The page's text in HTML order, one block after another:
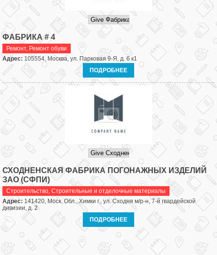
ФАБРИКА # 4
Ремонт, Ремонт обуви
Адрес: 105554, Москва, ул. Парковая 9-Я, д. 6 к1
ПОДРОБНЕЕ
СХОДНЕНСКАЯ ФАБРИКА ПОГОНАЖНЫХ ИЗДЕЛИЙ
ЗАО (СФПИ)
Строительство, Строительные и отделочные материалы
Адрес: 141420, Моск. Обл., Химки г., ул. Сходня м/р-н, 7-й гвардейской
дивизии, д. 2
ПОДРОБНЕЕ